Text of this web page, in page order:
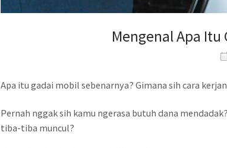
Mengenal Apa
Apa itu gadai mobil sebenarnya? Gimana sih cara
Pernah nggak sih kamu ngerasa butuh dana
tiba-tiba muncul?